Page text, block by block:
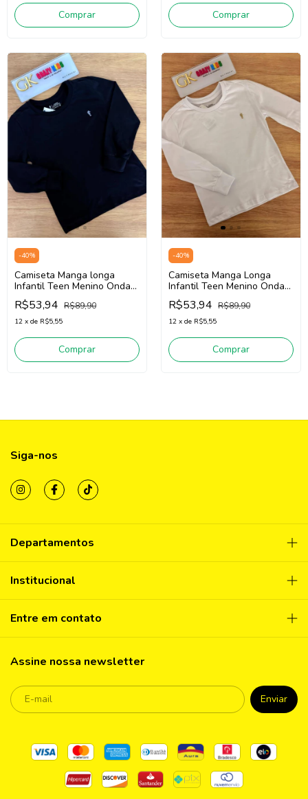
Comprar Comprar
-40%
Camiseta Manga longa
Infantil Teen Menino Onda
Marinha 5261012 (Preto)
R$53,94 R$89,90
12 x de R$5,55
Comprar
-40%
Camiseta Manga Longa
Infantil Teen Menino Onda
Marinha 5261012 (Branco)
R$53,94 R$89,90
12 x de R$5,55
Comprar
Siga-nos
Departamentos
Institucional
Entre em contato
Assine nossa newsletter